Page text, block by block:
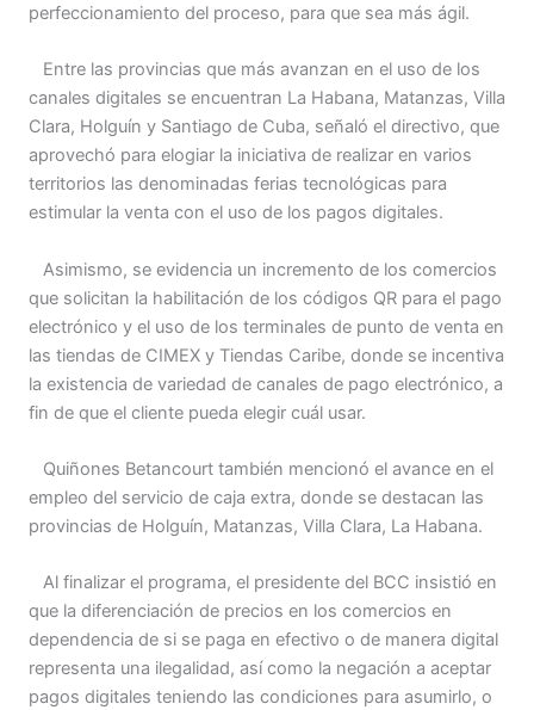
perfeccionamiento del proceso, para que sea más ágil.
Entre las provincias que más avanzan en el uso de los
canales digitales se encuentran La Habana, Matanzas, Villa
Clara, Holguín y Santiago de Cuba, señaló el directivo, que
aprovechó para elogiar la iniciativa de realizar en varios
territorios las denominadas ferias tecnológicas para
estimular la venta con el uso de los pagos digitales.
Asimismo, se evidencia un incremento de los comercios
que solicitan la habilitación de los códigos QR para el pago
electrónico y el uso de los terminales de punto de venta en
las tiendas de CIMEX y Tiendas Caribe, donde se incentiva
la existencia de variedad de canales de pago electrónico, a
fin de que el cliente pueda elegir cuál usar.
Quiñones Betancourt también mencionó el avance en el
empleo del servicio de caja extra, donde se destacan las
provincias de Holguín, Matanzas, Villa Clara, La Habana.
Al finalizar el programa, el presidente del BCC insistió en
que la diferenciación de precios en los comercios en
dependencia de si se paga en efectivo o de manera digital
representa una ilegalidad, así como la negación a aceptar
pagos digitales teniendo las condiciones para asumirlo, o